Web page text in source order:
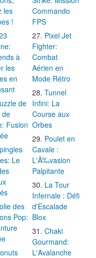
les
!
à
les
en
de
de
Fusion
Le
des
Pop:
Commando
FPS
Pixel Jet
Fighter:
Combat
Aérien en
Mode Rétro
Tunnel
Infini: La
Course aux
Orbes
Poulet en
Cavale :
L'Ã‰vasion
Palpitante
La Tour
Infernale : Défi
d'Escalade
Blox
Chaki
Gourmand:
L'Avalanche